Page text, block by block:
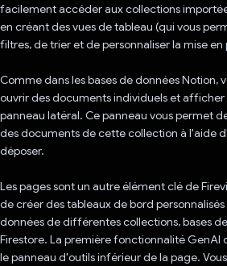
facilement accéder aux collections
en créant des vues de tableau (qui vous
filtres, de trier et de personnaliser la mise
Comme dans les bases de données Notion,
ouvrir des documents individuels et afficher
panneau latéral. Ce panneau vous permet
des documents de cette collection à l'aide
déposer.
Les pages sont un autre élément clé de
de créer des tableaux de bord
données de différentes collections, bases
Firestore. La première fonctionnalité GenAI
le panneau d'outils inférieur de la page.